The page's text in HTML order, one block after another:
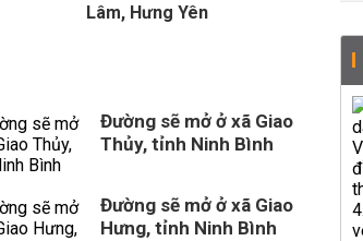
Lâm, Hưng Yên
Đường sẽ mở ở xã Giao
Thủy, tỉnh Ninh Bình
Đường sẽ mở ở xã Giao
Hưng, tỉnh Ninh Bình